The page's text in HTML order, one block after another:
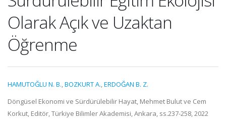
Olarak Açık ve Uzaktan
Öğrenme
HAMUTOĞLU N. B.,BOZKURT A.,ERDOĞAN B. Z.
Döngüsel Ekonomi ve Sürdürülebilir Hayat, Mehmet Bulut ve Cem
Korkut, Editör, Türkiye Bilimler Akademisi, Ankara, ss.237-258, 2022